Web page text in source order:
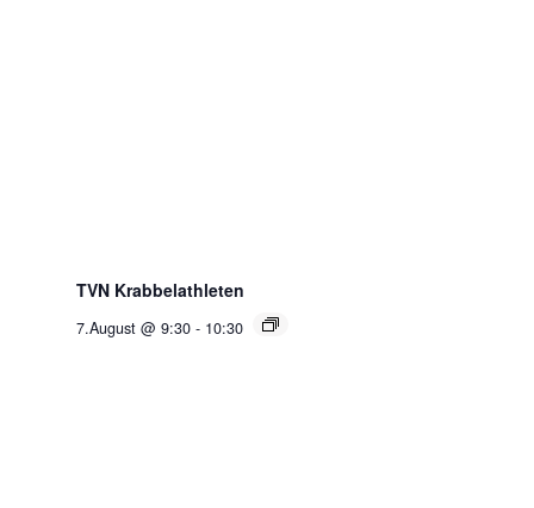
TVN Krabbelathleten
7.August @ 9:30 - 10:30